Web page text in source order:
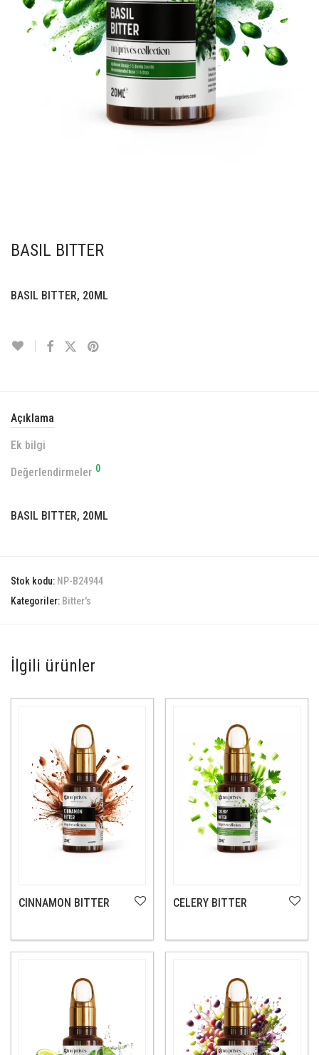
BASIL BITTER
BASIL BITTER, 20ML
Açıklama
Ek bilgi
Değerlendirmeler 0
BASIL BITTER, 20ML
Stok kodu: NP-B24944
Kategoriler: Bitter's
İlgili ürünler
CINNAMON BITTER CELERY BITTER